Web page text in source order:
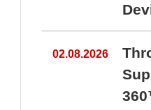
02.08.2026